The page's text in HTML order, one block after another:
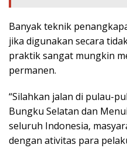
Banyak teknik
jika digunakan secara
praktik sangat mungkin
permanen.
“Silahkan jalan di pulau-
Bungku Selatan dan
seluruh Indonesia,
dengan ativitas para